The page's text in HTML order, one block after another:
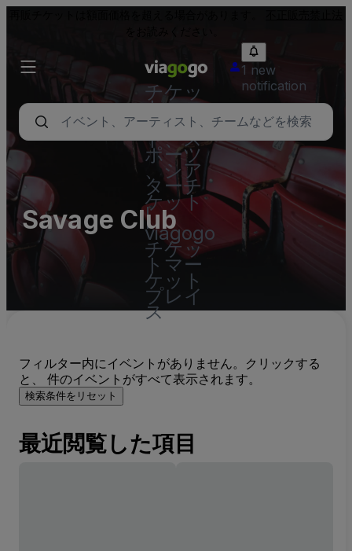
チケッ
ト - コ
ンサー
ト、ス
ポーツ
、シア
ターチ
ケット
|
viagogo
チケッ
トマー
ケット
プレイ
ス
1 new
notification
Savage Club
フィルター内にイベントがありません。クリックする
と、 件のイベントがすべて表示されます。
検索条件をリセット
最近閲覧した項目